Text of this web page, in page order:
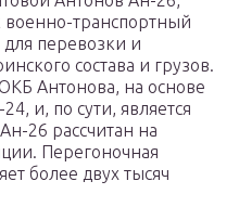
военно-транспортный
перевозки и
состава и грузов.
Антонова, на основе
и, по сути, является
26 рассчитан на
Перегоночная
более двух тысяч